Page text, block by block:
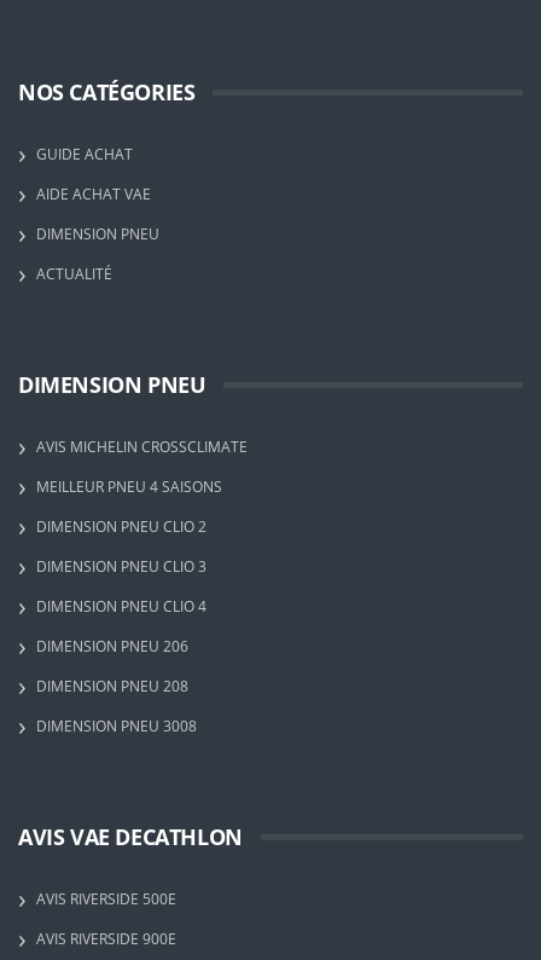
NOS CATÉGORIES
GUIDE ACHAT
AIDE ACHAT VAE
DIMENSION PNEU
ACTUALITÉ
DIMENSION PNEU
AVIS MICHELIN CROSSCLIMATE
MEILLEUR PNEU 4 SAISONS
DIMENSION PNEU CLIO 2
DIMENSION PNEU CLIO 3
DIMENSION PNEU CLIO 4
DIMENSION PNEU 206
DIMENSION PNEU 208
DIMENSION PNEU 3008
AVIS VAE DECATHLON
AVIS RIVERSIDE 500E
AVIS RIVERSIDE 900E